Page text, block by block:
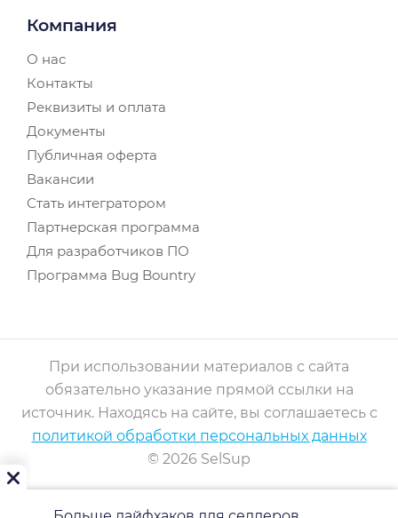
Компания
О нас
Контакты
Реквизиты и оплата
Документы
Публичная оферта
Вакансии
Стать интегратором
Партнерская программа
Для разработчиков ПО
Программа Bug Bountry
При использовании материалов с сайта
обязательно указание прямой ссылки на
источник. Находясь на сайте, вы соглашаетесь с
политикой обработки персональных данных
© 2026 SelSup